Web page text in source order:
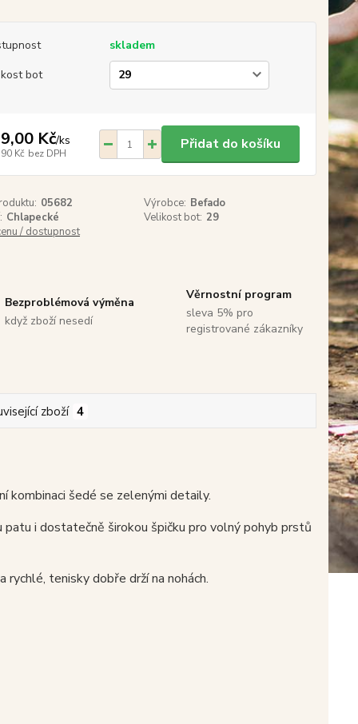
skladem
bot
Kč/ks
Kč bez DPH
Přidat do košíku
05682 Výrobce: Befado
Chlapecké Velikost bot: 29
/ dostupnost
Bezproblémová výměna
když zboží nesedí
Věrnostní program
sleva 5% pro
registrované zákazníky
zboží 4
kombinaci šedé se zelenými detaily.
i dostatečně širokou špičku pro volný pohyb prstů
rychlé, tenisky dobře drží na nohách.